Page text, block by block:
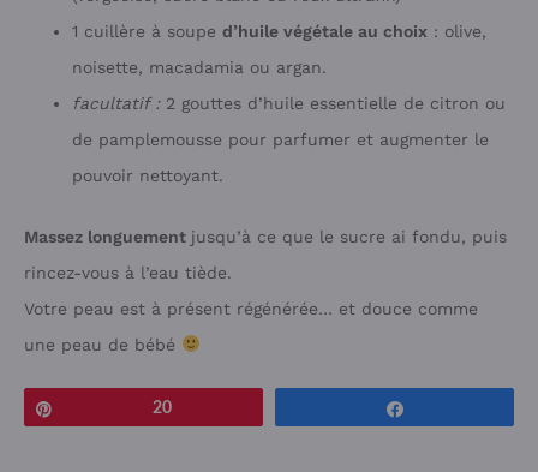
1 cuillère à soupe d’huile végétale au choix : olive,
noisette, macadamia ou argan.
facultatif : 2 gouttes d’huile essentielle de citron ou
de pamplemousse pour parfumer et augmenter le
pouvoir nettoyant.
Massez longuement jusqu’à ce que le sucre ai fondu, puis
rincez-vous à l’eau tiède.
Votre peau est à présent régénérée… et douce comme
une peau de bébé
20